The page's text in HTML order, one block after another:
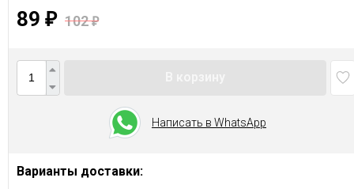
89 ₽ 102₽
Написать в WhatsApp
Варианты доставки: